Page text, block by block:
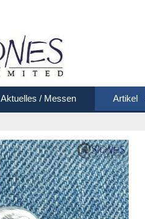
Aktuelles / Messen Artikel